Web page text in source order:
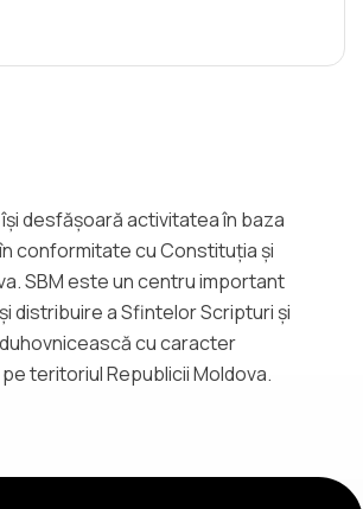
desfăşoară activitatea în baza
conformitate cu Constituția și
SBM este un centru important
distribuire a Sfintelor Scripturi și
cu caracter
teritoriul Republicii Moldova.